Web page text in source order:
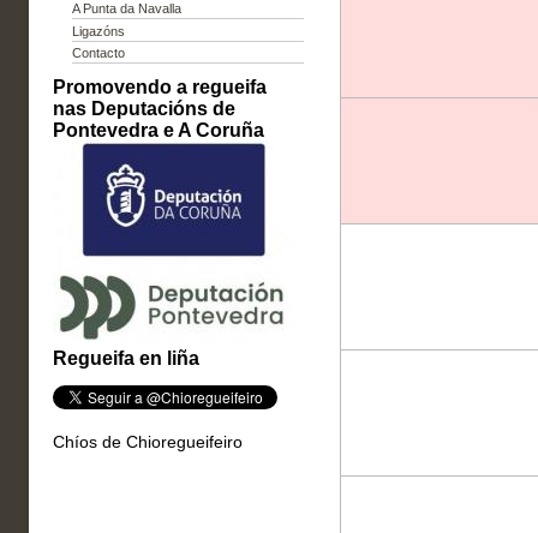
A Punta da Navalla
Ligazóns
Contacto
Promovendo a regueifa
nas Deputacións de
Pontevedra e A Coruña
Regueifa en liña
Chíos de Chioregueifeiro